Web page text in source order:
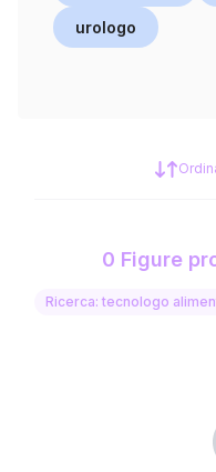
urologo
0 Figure
Ricerca: tecnologo